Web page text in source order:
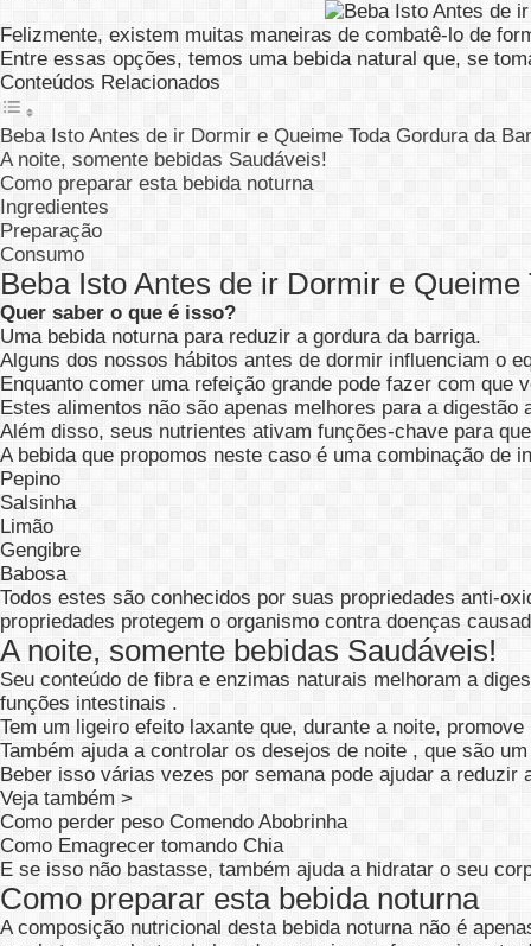
Felizmente, existem muitas maneiras de combatê-lo de
Entre essas opções, temos uma bebida natural que, se
Conteúdos Relacionados
Beba Isto Antes de ir Dormir e Queime Toda Gordura da
A noite, somente bebidas Saudáveis!
Como preparar esta bebida noturna
Ingredientes
Preparação
Consumo
Beba Isto Antes de ir Dormir e
Quer saber o que é isso?
Uma bebida noturna para reduzir a gordura da barriga.
Alguns dos nossos hábitos antes de dormir influenciam o
Enquanto comer uma refeição grande pode fazer com
Estes alimentos não são apenas melhores para a digestão
Além disso, seus nutrientes ativam funções-chave para
A bebida que propomos neste caso é uma combinação de
Pepino
Salsinha
Limão
Gengibre
Babosa
Todos estes são conhecidos por suas propriedades anti-
propriedades protegem o organismo contra doenças
A noite, somente bebidas Saudáveis!
Seu conteúdo de fibra e enzimas naturais melhoram a
funções intestinais .
Tem um ligeiro efeito laxante que, durante a noite,
Também ajuda a controlar os desejos de noite , que são
Beber isso várias vezes por semana pode ajudar a
Veja também >
Como perder peso Comendo Abobrinha
Como Emagrecer tomando Chia
E se isso não bastasse, também ajuda a hidratar o seu
Como preparar esta bebida noturna
A composição nutricional desta bebida noturna não é